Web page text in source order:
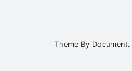
Theme By Document.